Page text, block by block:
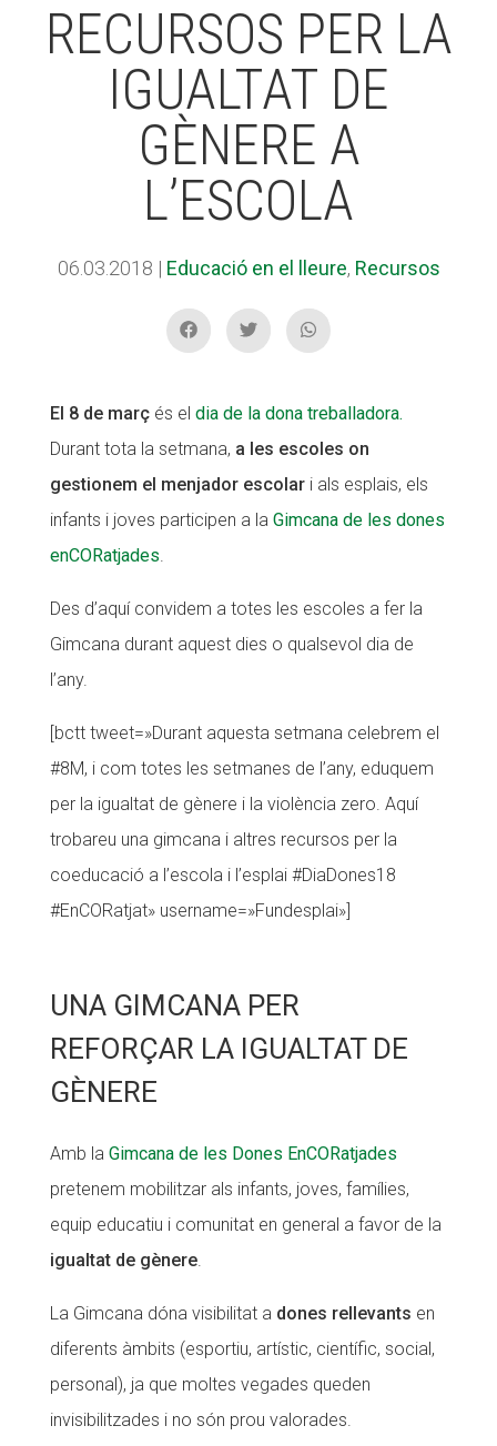
RECURSOS PER LA
IGUALTAT DE
GÈNERE A
L’ESCOLA
06.03.2018 | Educació en el lleure, Recursos
El 8 de marçés el dia de la dona treballadora.
Durant tota la setmana, a les escoles on
gestionem el menjador escolari als esplais, els
infants i joves participen a la Gimcana de les dones
enCORatjades.
Des d’aquí convidem a totes les escoles a fer la
Gimcana durant aquest dies o qualsevol dia de
l’any.
[bctt tweet=»Durant aquesta setmana celebrem el
#8M, i com totes les setmanes de l’any, eduquem
per la igualtat de gènere i la violència zero. Aquí
trobareu una gimcana i altres recursos per la
coeducació a l’escola i l’esplai #DiaDones18
#EnCORatjat» username=»Fundesplai»]
UNA GIMCANA PER
REFORÇAR LA IGUALTAT DE
GÈNERE
Amb la Gimcana de les Dones EnCORatjades
pretenem mobilitzar als infants, joves, famílies,
equip educatiu i comunitat en general a favor de la
igualtat de gènere.
La Gimcana dóna visibilitat a dones rellevants en
diferents àmbits (esportiu, artístic, científic, social,
personal), ja que moltes vegades queden
invisibilitzades i no són prou valorades.
ACCIÓ SOCIAL I JOVES
ESPLAIS
SUPORT TERCER SECTOR
CONEIX FUNDESPLAI
Missió i valors
Proposta educativa
Notícies
Diari de la Fundació
Fundesplai als mitjans
Xarxes socials
Fes voluntariat
Fes un donatiu
Treballa amb nosaltres